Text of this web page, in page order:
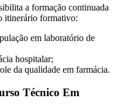
a formação continuada
itinerário formativo:
em laboratório de
hospitalar;
da qualidade em farmácia.
Técnico Em